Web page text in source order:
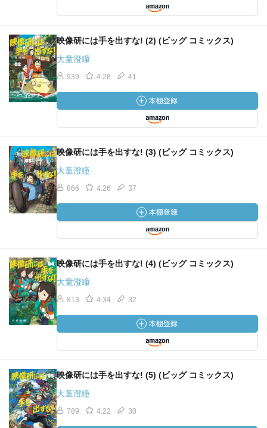
映像研には手を出すな! (2) (ビッグ コミックス)
大童澄瞳
939 4.28 41
映像研には手を出すな! (3) (ビッグ コミックス)
大童澄瞳
866 4.26 37
映像研には手を出すな! (4) (ビッグ コミックス)
大童澄瞳
813 4.34 32
映像研には手を出すな! (5) (ビッグ コミックス)
大童澄瞳
789 4.22 30